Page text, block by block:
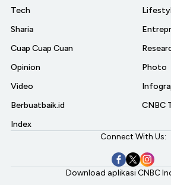
Tech
Sharia
Cuap Cuap Cuan
Opinion
Video
Berbuatbaik.id
Index
Photo
CNBC
Connect With Us:
Download aplikasi CNBC